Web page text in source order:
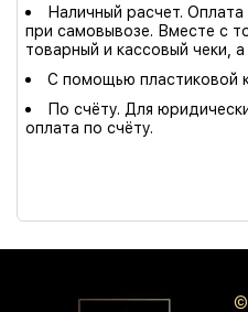
Наличный расчет.
при самовывозе. Вместе с
товарный и кассовый чеки,
С помощью пластиковой
По счёту. Для
оплата по счёту.
©